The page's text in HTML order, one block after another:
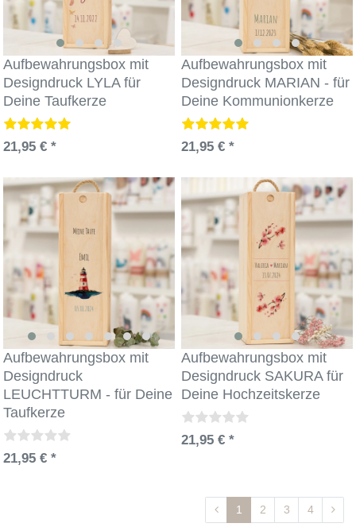
Aufbewahrungsbox mit
Designdruck LYLA für
Deine Taufkerze
21,95 € *
Aufbewahrungsbox mit
Designdruck MARIAN - für
Deine Kommunionkerze
21,95 € *
Aufbewahrungsbox mit
Designdruck
LEUCHTTURM - für Deine
Taufkerze
21,95 € *
Aufbewahrungsbox mit
Designdruck SAKURA für
Deine Hochzeitskerze
21,95 € *
1 2 3 4